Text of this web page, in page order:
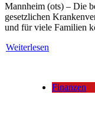
Mannheim (ots) – Die
gesetzlichen
und für viele Familien
Weiterlesen
Finanzen